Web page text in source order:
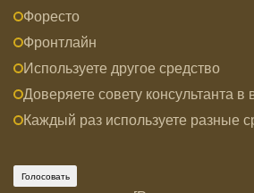
Форесто
Фронтлайн
Используете другое средство
Доверяете совету консультанта в
Каждый раз используете разные